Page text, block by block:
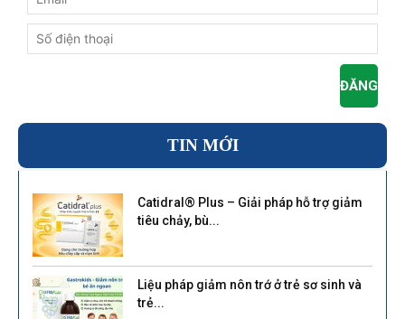
TIN MỚI
Catidral® Plus – Giải pháp hỗ trợ giảm
tiêu chảy, bù...
Liệu pháp giảm nôn trớ ở trẻ sơ sinh và
trẻ...